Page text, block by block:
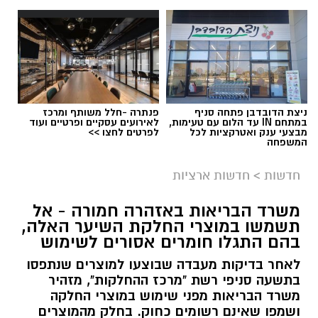
צילום: דוברות איחוד הצלה
תאונת דרכים עם מעורבות חמישה כלי רכב אירעה
היום בכביש 4 לכיוון דרום, סמוך לצומת עד הלום.
לזירה הוזעקו צוותי הרפואה של מד”א ואיחוד
ניצת הדובדבן פתחה סניף
במתחם IN עד הלום עם טעימות,
מבצעי ענק ואטרקציות לכל
המשפחה
פנתרה -חלל משותף ומרכז
לאירועים עסקיים ופרטיים ועוד
לפרטים לחצו >>
חדשות > חדשות ארציות
משרד הבריאות באזהרה חמורה - אל
תשמשו במוצרי החלקת השיער האלה,
בהם התגלו חומרים אסורים לשימוש
לאחר בדיקות מעבדה שבוצעו למוצרים שנתפסו
בתשעה סניפי רשת "מרכז ההחלקות", מזהיר
משרד הבריאות מפני שימוש במוצרי החלקה
ושמפו שאינם רשומים כחוק. בחלק מהמוצרים